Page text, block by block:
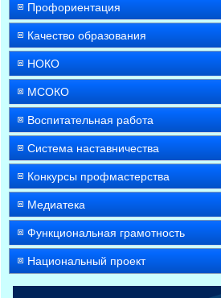
Профориентация
Качество образования
НОКО
МСОКО
Воспитательная работа
Система наставничества
Конкурсы профмастерства
Медиатека
Функциональная грамотность
Национальный проект